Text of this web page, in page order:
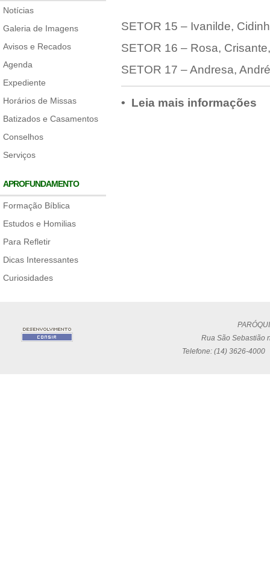
Notícias
Galeria de Imagens
Avisos e Recados
Agenda
Expediente
Horários de Missas
Batizados e Casamentos
Conselhos
Serviços
APROFUNDAMENTO
Formação Bíblica
Estudos e Homilias
Para Refletir
Dicas Interessantes
Curiosidades
SETOR 15 – Ivanilde,
SETOR 16 – Rosa,
SETOR 17 – Andresa,
• Leia mais informações
Rua São Sebastião
Telefone: (14) 3626-